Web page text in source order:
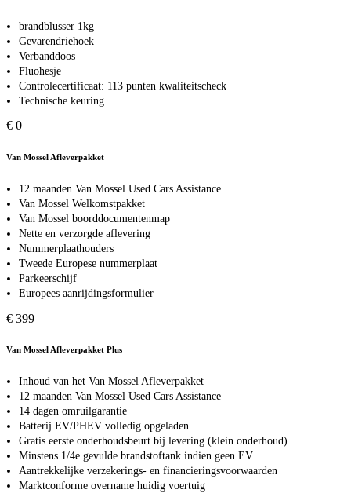
brandblusser 1kg
Gevarendriehoek
Verbanddoos
Fluohesje
Controlecertificaat: 113 punten kwaliteitscheck
Technische keuring
€ 0
Van Mossel Afleverpakket
12 maanden Van Mossel Used Cars Assistance
Van Mossel Welkomstpakket
Van Mossel boorddocumentenmap
Nette en verzorgde aflevering
Nummerplaathouders
Tweede Europese nummerplaat
Parkeerschijf
Europees aanrijdingsformulier
€ 399
Van Mossel Afleverpakket Plus
Inhoud van het Van Mossel Afleverpakket
12 maanden Van Mossel Used Cars Assistance
14 dagen omruilgarantie
Batterij EV/PHEV volledig opgeladen
Gratis eerste onderhoudsbeurt bij levering (klein onderhoud)
Minstens 1/4e gevulde brandstoftank indien geen EV
Aantrekkelijke verzekerings- en financieringsvoorwaarden
Marktconforme overname huidig voertuig